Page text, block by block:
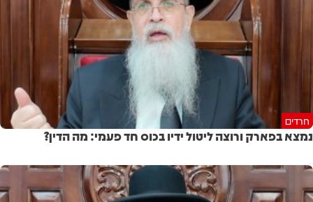
חרדים
נמצא בפארק ורוצה ליטול ידיו בכוס חד פעמי: מה הדין?